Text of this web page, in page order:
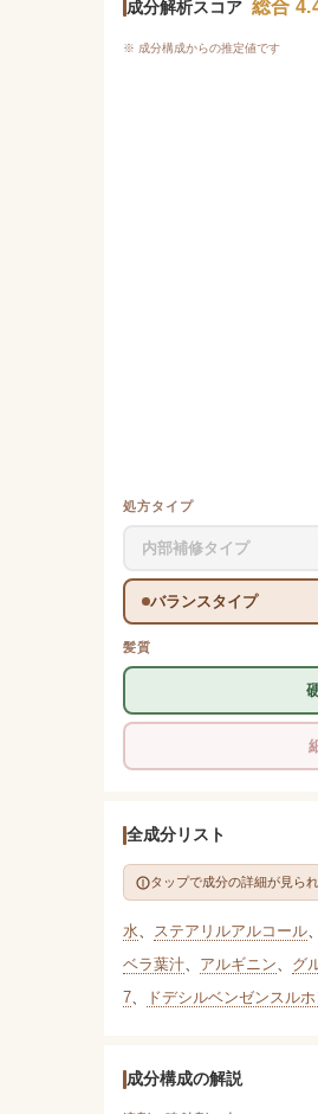
成分解析スコア 総合
※ 成分構成からの推定値です
処方タイプ
内部補修タイプ
バランスタイプ
髪質
全成分リスト
タップで成分の詳細が見ら
水、 ステアリルアルコール、
ベラ葉汁、 アルギニン、 グ
7、 ドデシルベンゼンスル
成分構成の解説